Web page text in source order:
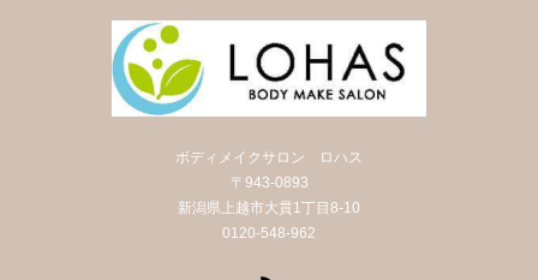
ボディメイクサロン ロハス
〒943-0893
新潟県上越市大貫1丁目8-10
0120-548-962